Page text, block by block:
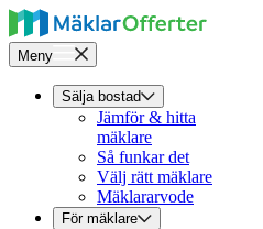
Meny
Sälja bostad
Jämför & hitta
mäklare
Så funkar det
Välj rätt mäklare
Mäklararvode
För mäklare